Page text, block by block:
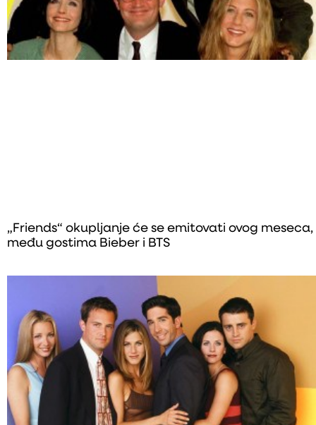
„Friends“ okupljanje će se emitovati ovog meseca,
među gostima Bieber i BTS